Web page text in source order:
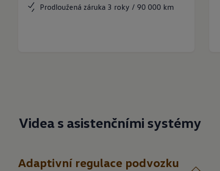
Prodloužená záruka 3 roky / 90 000 km
Videa s asistenčními systémy
Adaptivní regulace podvozku